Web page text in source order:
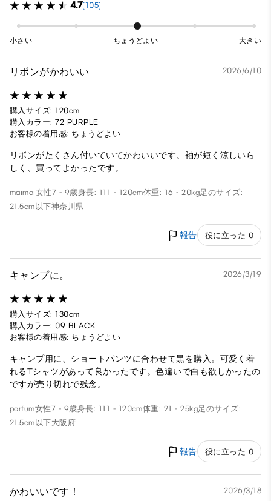
4.7(105)
小さい ちょうどよい 大きい
リボンがかわいい 2026/6/10
購入サイズ: 120cm
購入カラー: 72 PURPLE
お客様の着用感: ちょうどよい
リボンがたくさん付いていてかわいいです。袖が短く涼しいら
しく、買ってよかったです。
maimai女性7 - 9歳身長: 111 - 120cm体重: 16 - 20kg足のサイズ:
21.5cm以下神奈川県
報告 役に立った 0
キャンプに。 2026/3/19
購入サイズ: 130cm
購入カラー: 09 BLACK
お客様の着用感: ちょうどよい
キャンプ用に、ショートパンツに合わせて黒を購入。可愛く着
れるTシャツがあって良かったです。色違いで白も欲しかったの
ですが売り切れで残念。
parfum女性7 - 9歳身長: 111 - 120cm体重: 21 - 25kg足のサイズ:
21.5cm以下大阪府
報告 役に立った 0
かわいいです！ 2026/3/18